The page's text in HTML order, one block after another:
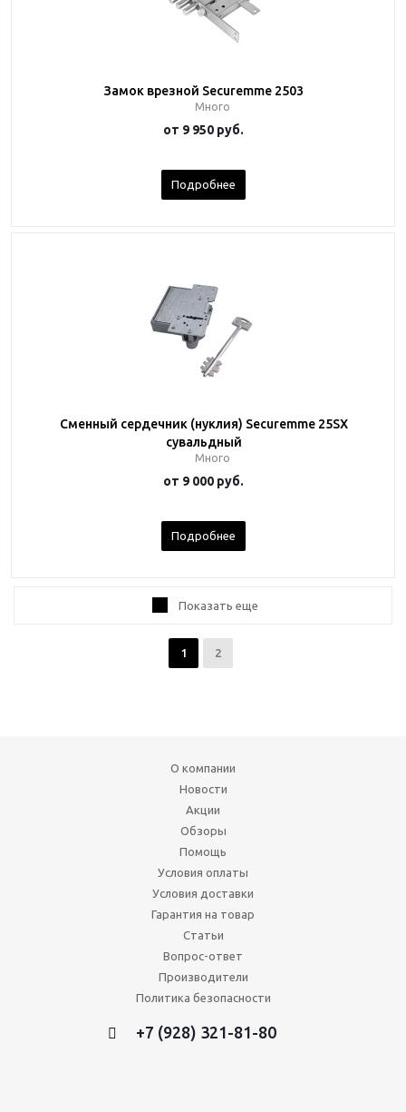
Замок врезной Securemme 2503
Много
от 9 950 руб.
Подробнее
Сменный сердечник (нуклия) Securemme 25SX
сувальдный
Много
от 9 000 руб.
Подробнее
Показать еще
1 2
О компании
Новости
Акции
Обзоры
Помощь
Условия оплаты
Условия доставки
Гарантия на товар
Статьи
Вопрос-ответ
Производители
Политика безопасности
+7 (928) 321-81-80